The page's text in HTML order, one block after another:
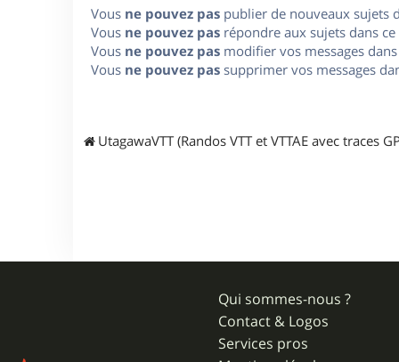
Vous ne pouvez pas publier de nouveaux sujets
Vous ne pouvez pas répondre aux sujets dans
Vous ne pouvez pas modifier vos messages
Vous ne pouvez pas supprimer vos messages
UtagawaVTT (Randos VTT et VTTAE avec traces
Qui sommes-nous ?
Contact & Logos
Services pros